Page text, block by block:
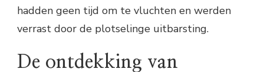
hadden geen tijd om te vluchten en werden
verrast door de plotselinge uitbarsting.
De ontdekking van